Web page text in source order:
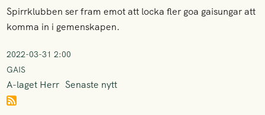
Spirrklubben ser fram emot att locka fler goa gaisungar att
komma in i gemenskapen.
2022-03-31 2:00
GAIS
A-laget Herr Senaste nytt